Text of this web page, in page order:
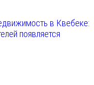
в Квебеке:
появляется